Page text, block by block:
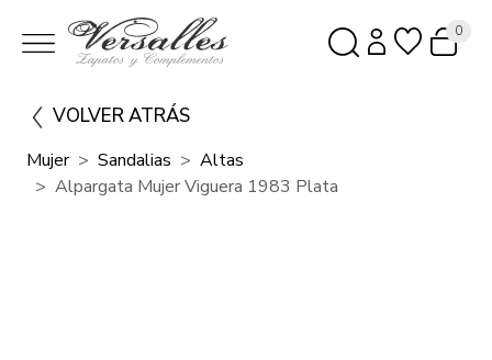
0
VOLVER ATRÁS
Mujer Sandalias
Altas
Alpargata Mujer Viguera 1983 Plata